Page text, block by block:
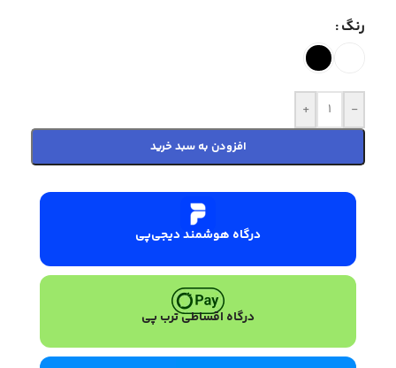
رنگ
-
+
افزودن به سبد خرید
درگاه هوشمند دیجی‌پی
درگاه اقساطی ترب پی